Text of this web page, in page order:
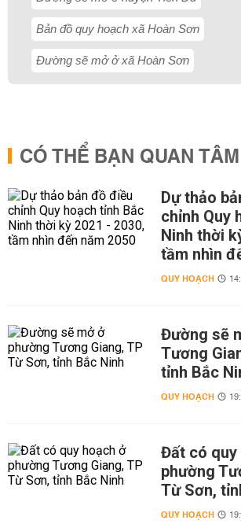
Bản đồ quy hoạch xã Hoàn Sơn
Đường sẽ mở ở xã Hoàn Sơn
CÓ THỂ BẠN QUAN TÂM
Dự thảo
chỉnh Quy
Ninh thời
tầm nhìn
QUY HOẠCH
Đường sẽ
Tương
tỉnh Bắc
QUY HOẠCH
Đất có quy
phường
Từ Sơn,
QUY HOẠCH